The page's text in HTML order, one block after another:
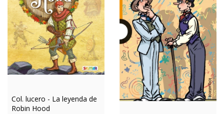
Col. lucero - La leyenda de
Robin Hood